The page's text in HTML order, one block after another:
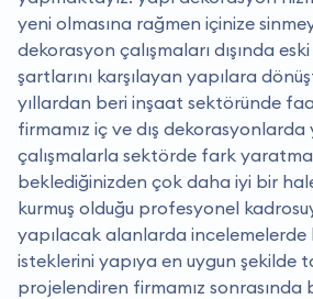
yeni olmasına rağmen içinize
dekorasyon çalışmaları dışında
şartlarını karşılayan yapılara
yıllardan beri inşaat sektöründe
firmamız iç ve dış dekorasyonlarda
çalışmalarla sektörde fark
beklediğinizden çok daha iyi bir
kurmuş olduğu profesyonel
yapılacak alanlarda incelemelerde
isteklerini yapıya en uygun şekilde
projelendiren firmamız sonrasında